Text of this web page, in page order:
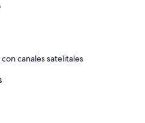
canales satelitales